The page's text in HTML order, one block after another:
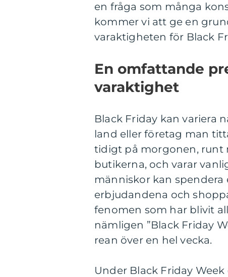
en fråga som många
kommer vi att ge en
varaktigheten för Black
En omfattande
varaktighet
Black Friday kan variera
land eller företag man
tidigt på morgonen, runt
butikerna, och varar
människor kan spendera
erbjudandena och
fenomen som har blivit
nämligen ”Black Friday
rean över en hel vecka.
Under Black Friday